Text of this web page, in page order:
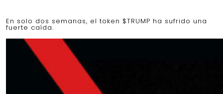
En solo dos semanas, el token $TRUMP ha sufrido una
fuerte caída.